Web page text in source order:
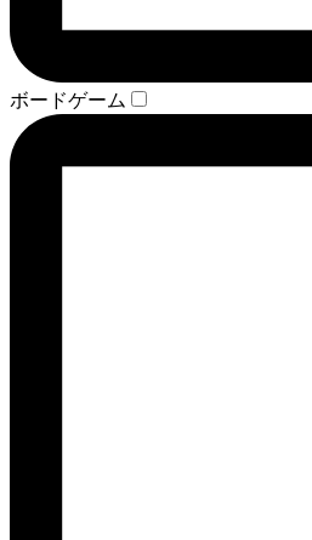
ボードゲーム